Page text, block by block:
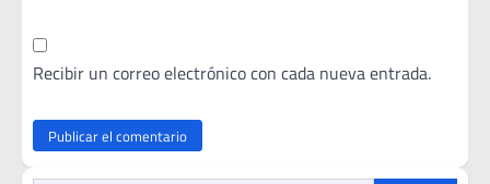
Recibir un correo electrónico con cada nueva entrada.